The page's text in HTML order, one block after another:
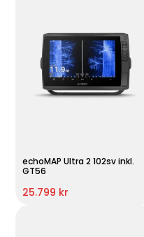
echoMAP Ultra 2 102sv inkl.
GT56
25.799 kr